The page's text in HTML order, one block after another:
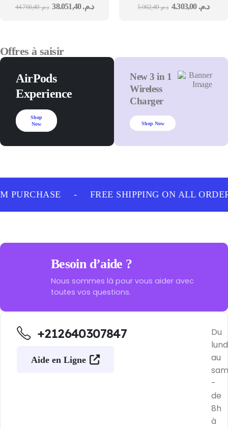
ETHERNET+CHARGEUR
د.م.44.766,40 د.م.38.051,40 د.م.5.062,40 د.م.4.303,00
Offres à saisir
AirPods
Experience
Shop
Now
New 3 in 1
Wireless
Charger
Shop Now
PURCHASE - FREE SHIPPING ON ALL
Besoin d’aide ?
Nous sommes là pour vous aider avec
toutes vos questions.
+212640307847
Aide en Ligne
Du
au
-
de
8h
à